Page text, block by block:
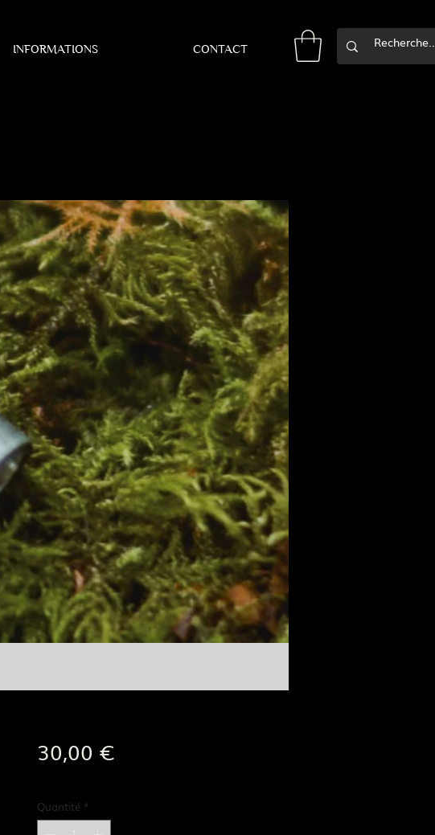
INFORMATIONS CONTACT
30,00 €Prix
Quantité *